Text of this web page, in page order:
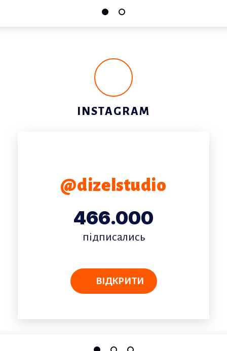
INSTAGRAM
@dizelstudio
466.000
підписались
ВІДКРИТИ